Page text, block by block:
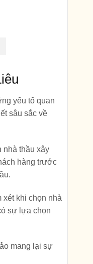
yếu tố quan
sâu sắc về
nhà thầu xây
hàng trước
khi chọn nhà
sự lựa chọn
mang lại sự